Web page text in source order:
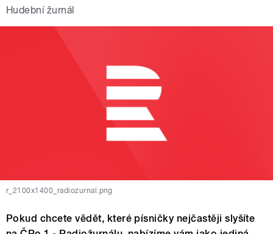
Hudební žurnál
r_2100x1400_radiozurnal.png
Pokud chcete vědět, které písničky nejčastěji slyšíte